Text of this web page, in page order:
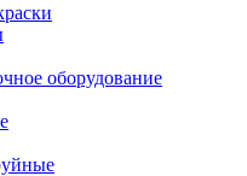
оборудование